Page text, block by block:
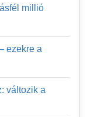
millió
ezekre a
változik a